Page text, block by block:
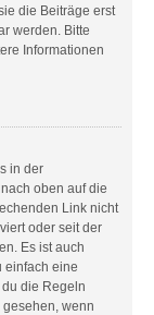
die Beiträge erst
werden. Bitte
Informationen
in der
oben auf die
Link nicht
oder seit der
Es ist auch
einfach eine
die Regeln
wenn